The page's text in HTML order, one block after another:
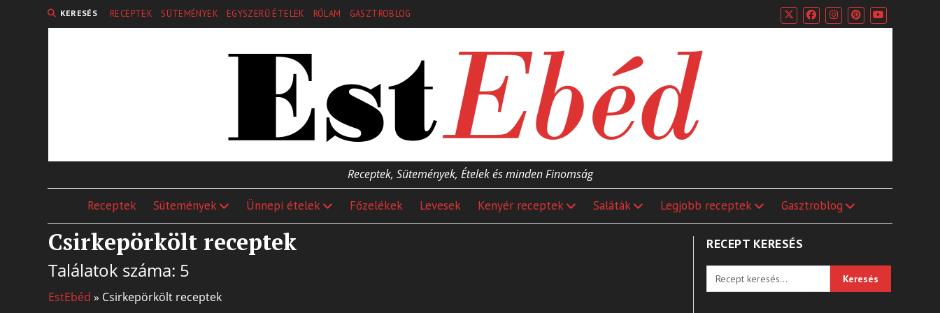
KERESÉS RECEPTEK SÜTEMÉNYEK EGYSZERŰ ÉTELEK RÓLAM GASZTROBLOG
Receptek, Sütemények, Ételek és minden Finomság
Receptek Sütemények Ünnepi ételek Főzelékek Levesek Kenyér receptek Saláták Legjobb receptek Gasztroblog
Csirkepörkölt receptek
Találatok száma: 5
EstEbéd » Csirkepörkölt receptek
RECEPT KERESÉS